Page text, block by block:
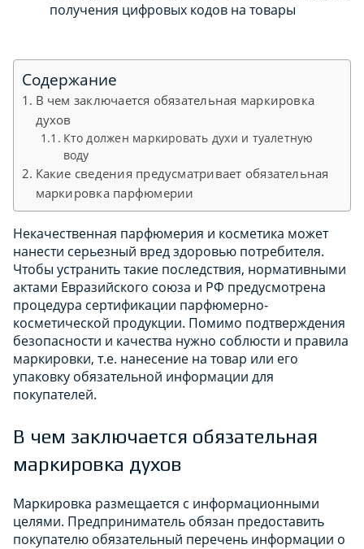
получения цифровых кодов на товары
Содержание
В чем заключается обязательная маркировка
духов
Кто должен маркировать духи и туалетную
воду
Какие сведения предусматривает обязательная
маркировка парфюмерии
Некачественная парфюмерия и косметика может
нанести серьезный вред здоровью потребителя.
Чтобы устранить такие последствия, нормативными
актами Евразийского союза и РФ предусмотрена
процедура сертификации парфюмерно-
косметической продукции. Помимо подтверждения
безопасности и качества нужно соблюсти и правила
маркировки, т.е. нанесение на товар или его
упаковку обязательной информации для
покупателей.
В чем заключается обязательная
маркировка духов
Маркировка размещается с информационными
целями. Предприниматель обязан предоставить
покупателю обязательный перечень информации о